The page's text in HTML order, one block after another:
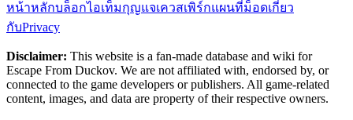
หน้าหลักบล็อกไอเท็มกุญแจเควสเพิร์กแผนที่ม็อดเกี่ยว
กับPrivacy
Disclaimer: This website is a fan-made database and wiki for
Escape From Duckov. We are not affiliated with, endorsed by, or
connected to the game developers or publishers. All game-related
content, images, and data are property of their respective owners.